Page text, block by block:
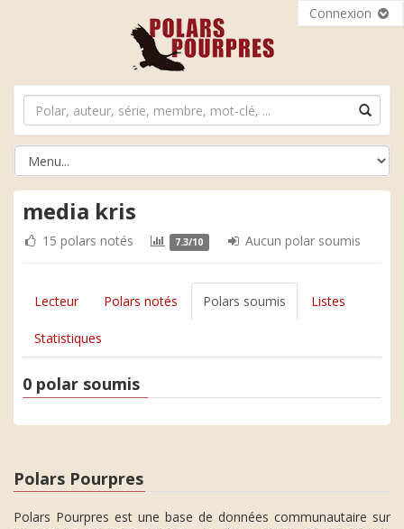
Connexion
media kris
15 polars notés 7.3/10 Aucun polar soumis
Lecteur Polars notés Polars soumis Listes
Statistiques
0 polar soumis
Polars Pourpres
Polars Pourpres est une base de données communautaire sur